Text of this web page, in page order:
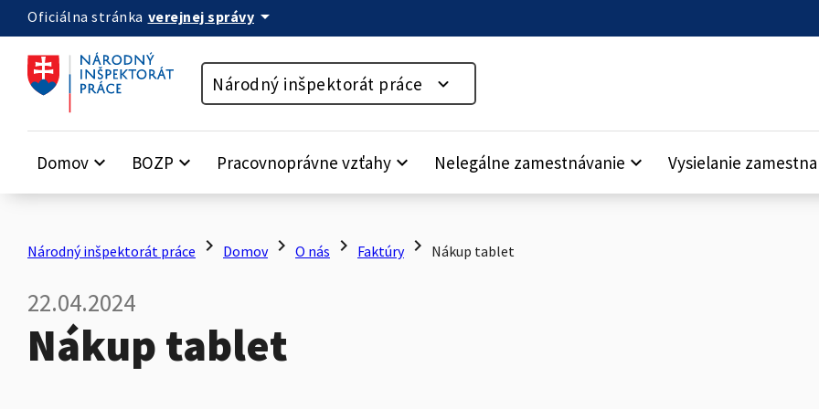
Preskočiť na obsah
Oficiálna stránka verejnej správy arrow_drop_down
Národný inšpektorát práce
Domov keyboard_arrow_down BOZP keyboard_arrow_down Pracovnoprávne vzťahy keyboard_arrow_down Nelegálne zamestnávanie keyboard_arrow_down Vysielanie
Národný inšpektorát práce chevron_right Domov chevron_right O nás chevron_right Faktúry chevron_right Nákup tablet
22.04.2024
Nákup tablet